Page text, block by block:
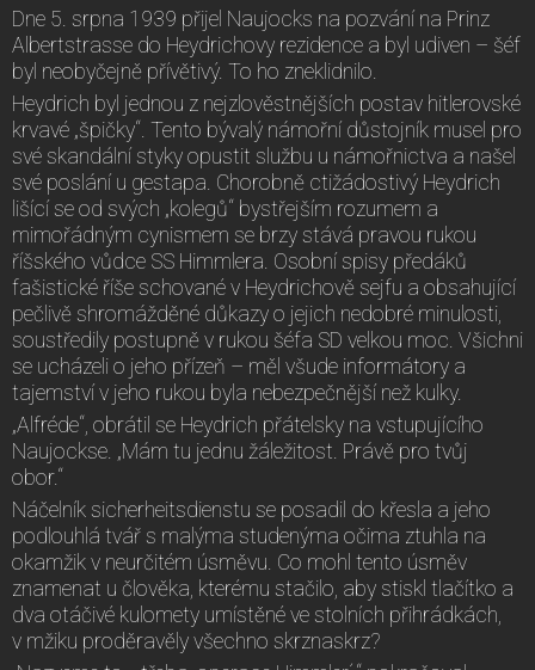
Dne 5. srpna 1939 přijel Naujocks na pozvání na Prinz
Albertstrasse do Heydrichovy rezidence a byl udiven – šéf
byl neobyčejně přívětivý. To ho zneklidnilo.
Heydrich byl jednou z nejzlověstnějších postav hitlerovské
krvavé „špičky“. Tento bývalý námořní důstojník musel pro
své skandální styky opustit službu u námořnictva a našel
své poslání u gestapa. Chorobně ctižádostivý Heydrich
lišící se od svých „kolegů“ bystřejším rozumem a
mimořádným cynismem se brzy stává pravou rukou
říšského vůdce SS Himmlera. Osobní spisy předáků
fašistické říše schované v Heydrichově sejfu a obsahující
pečlivě shromážděné důkazy o jejich nedobré minulosti,
soustředily postupně v rukou šéfa SD velkou moc. Všichni
se ucházeli o jeho přízeň – měl všude informátory a
tajemství v jeho rukou byla nebezpečnější než kulky.
„Alfréde“, obrátil se Heydrich přátelsky na vstupujícího
Naujockse. „Mám tu jednu žáležitost. Právě pro tvůj
obor.“
Náčelník sicherheitsdienstu se posadil do křesla a jeho
podlouhlá tvář s malýma studenýma očima ztuhla na
okamžik v neurčitém úsměvu. Co mohl tento úsměv
znamenat u člověka, kterému stačilo, aby stiskl tlačítko a
dva otáčivé kulomety umístěné ve stolních přihrádkách,
v mžiku proděravěly všechno skrznaskrz?